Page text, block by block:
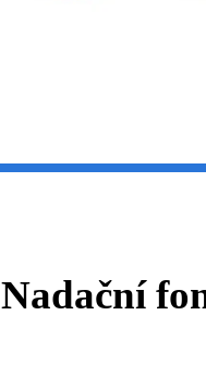
Nadační